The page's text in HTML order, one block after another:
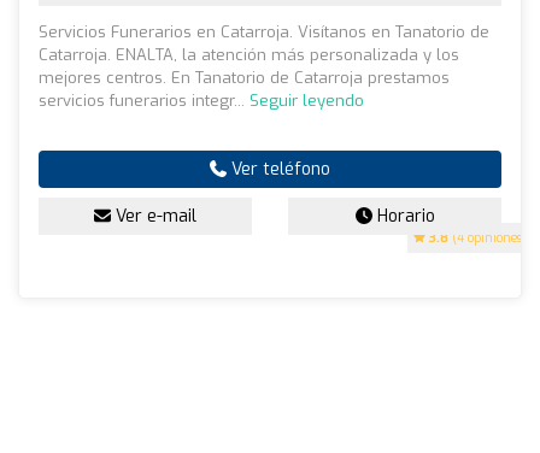
3.8 (4 opiniones)
Servicios Funerarios en Catarroja. Visítanos en Tanatorio de
Catarroja. ENALTA, la atención más personalizada y los
mejores centros. En Tanatorio de Catarroja prestamos
servicios funerarios integr... Seguir leyendo
Ver teléfono
Ver e-mail Horario